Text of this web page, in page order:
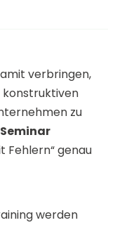
verbringen,
konstruktiven
zu
Seminar
Fehlern“ genau
werden